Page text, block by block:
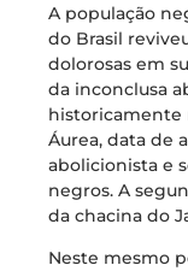
A população
do Brasil
dolorosas em
da inconclusa
historicamente
Áurea, data de
abolicionista e
negros. A
da chacina do
Neste mesmo